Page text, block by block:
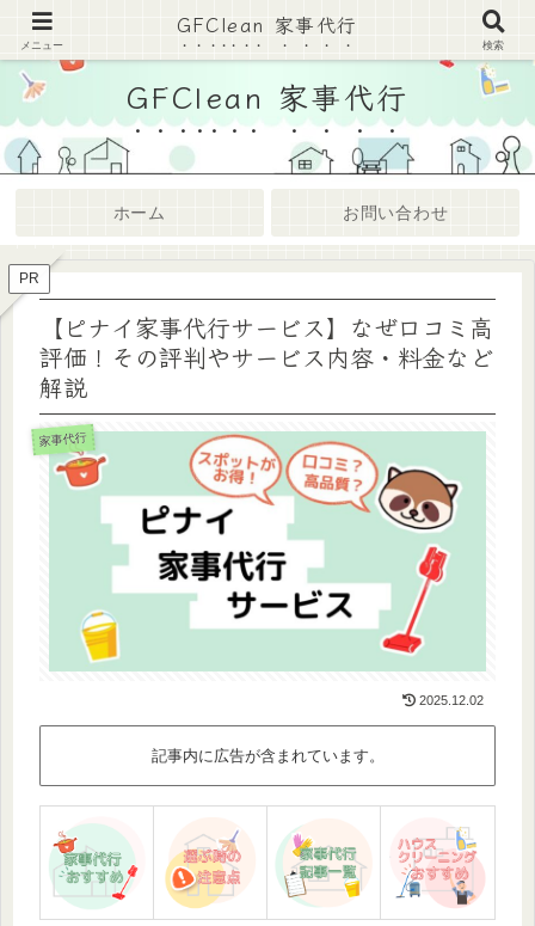
家事代行・ハウスクリーニングまとめサイト
GFClean 家事代行
ホーム お問い合わせ
PR
【ピナイ家事代行サービス】なぜ口コミ高
評価！その評判やサービス内容・料金など
解説
家事代行
2025.12.02
記事内に広告が含まれています。
メニュー
GFClean 家事代行
検索